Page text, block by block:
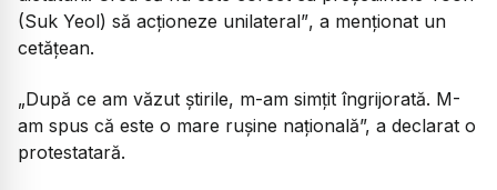
(Suk Yeol) să acționeze unilateral”, a menționat un
cetățean.
„După ce am văzut știrile, m-am simțit îngrijorată. M-
am spus că este o mare rușine națională”, a declarat o
protestatară.